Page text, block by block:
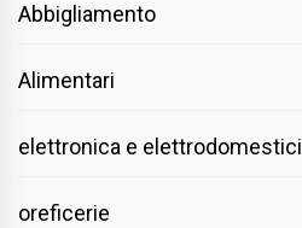
Abbigliamento
Alimentari
elettronica e elettrodomestici
oreficerie